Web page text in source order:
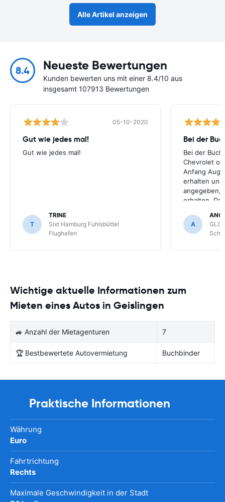
Alle Artikel anzeigen
8.4 Neueste Bewertungen
Kunden bewerten uns mit einer 8.4/10 aus
insgesamt 107913 Bewertungen
05-10-2020
Gut wie jedes mal!
Gut wie jedes mal!
T
TRINE
Sixt Hamburg Fuhlsbüttel
Flughafen
Bei der
Bei der
Chevrolet
Anfang
erhalten
angegeben,
erhalten.
optimal,
Schönefeld
A
Wichtige aktuelle Informationen zum
Mieten eines Autos in Geislingen
🚙 Anzahl der Mietagenturen 7
🏆 Bestbewertete Autovermietung Buchbinder
Praktische Informationen
Währung
Euro
Fahrtrichtung
Rechts
Maximale Geschwindigkeit in der Stadt